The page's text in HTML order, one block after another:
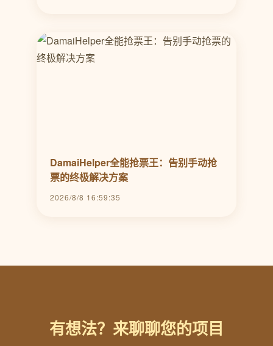
DamaiHelper全能抢票王：告别手动抢
票的终极解决方案
2026/8/8 16:59:35
有想法？来聊聊您的项目